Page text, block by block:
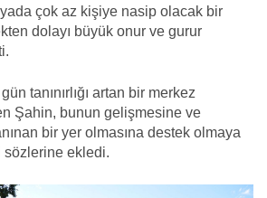
çok az kişiye nasip olacak bir
dolayı büyük onur ve gurur
tanınırlığı artan bir merkez
Şahin, bunun gelişmesine ve
bir yer olmasına destek olmaya
ekledi.